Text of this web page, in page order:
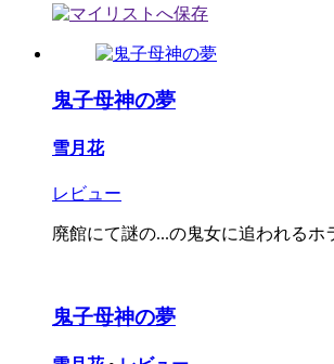
鬼子母神の夢
雪月花
レビュー
廃館にて謎の...の鬼女に追われるホ
鬼子母神の夢